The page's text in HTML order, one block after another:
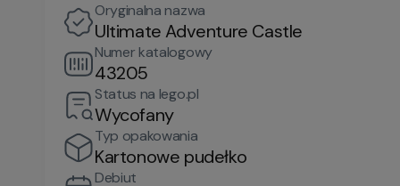
Oryginalna nazwa
Ultimate Adventure Castle
Numer katalogowy
43205
Status na lego.pl
Wycofany
Typ opakowania
Kartonowe pudełko
Debiut